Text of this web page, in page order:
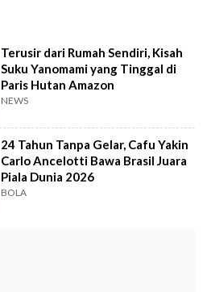
Terusir dari Rumah Sendiri, Kisah
Suku Yanomami yang Tinggal di
Paris Hutan Amazon
NEWS
24 Tahun Tanpa Gelar, Cafu Yakin
Carlo Ancelotti Bawa Brasil Juara
Piala Dunia 2026
BOLA